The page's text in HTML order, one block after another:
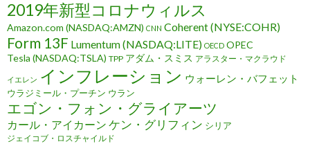
2019年新型コロナウィルス
Amazon.com (NASDAQ:AMZN) CNN Coherent (NYSE:COHR)
Form 13F Lumentum (NASDAQ:LITE) OECD OPEC
Tesla (NASDAQ:TSLA) TPP アダム・スミス アラスター・マクラウド
イエレン インフレーション ウォーレン・バフェット
ウラジミール・プーチン ウラン
エゴン・フォン・グライアーツ
カール・アイカーン ケン・グリフィン シリア
ジェイコブ・ロスチャイルド